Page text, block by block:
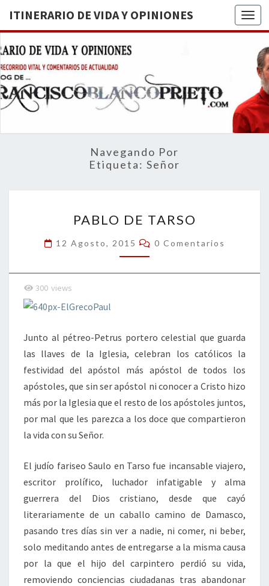
ITINERARIO DE VIDA Y OPINIONES
DE
BREVE
RECORRIDO
VITAL Y
ACTUALIDAD
Navegando Por
Etiqueta: Señor
DE
TARSO
PABLO DE TARSO
12 Agosto, 2015 Comentarios
0 Comentarios
300 views
Junto al pétreo-Petrus portero celestial que guarda
las llaves de la Iglesia, celebran los católicos la
festividad del apóstol más apóstol de todos los
apóstoles, que sin ser apóstol ni conocer a Cristo hizo
más por la Iglesia que el resto de los apóstoles juntos,
por mal que les parezca a los doce que compartieron
la vida con su Señor.
El judío fariseo Saulo en Tarso fue incansable viajero,
escritor prolífico, luchador infatigable y alma
guerrera del Dios cristiano, desde que cayó
literariamente de un caballo camino de Damasco,
pasando tres días sin ver a nadie, ni comer, ni beber,
solo meditando antes de entregarse a la misma causa
por la que el hijo del carpintero perdió su vida,
removiendo conciencias ciudadanas tras abandonar